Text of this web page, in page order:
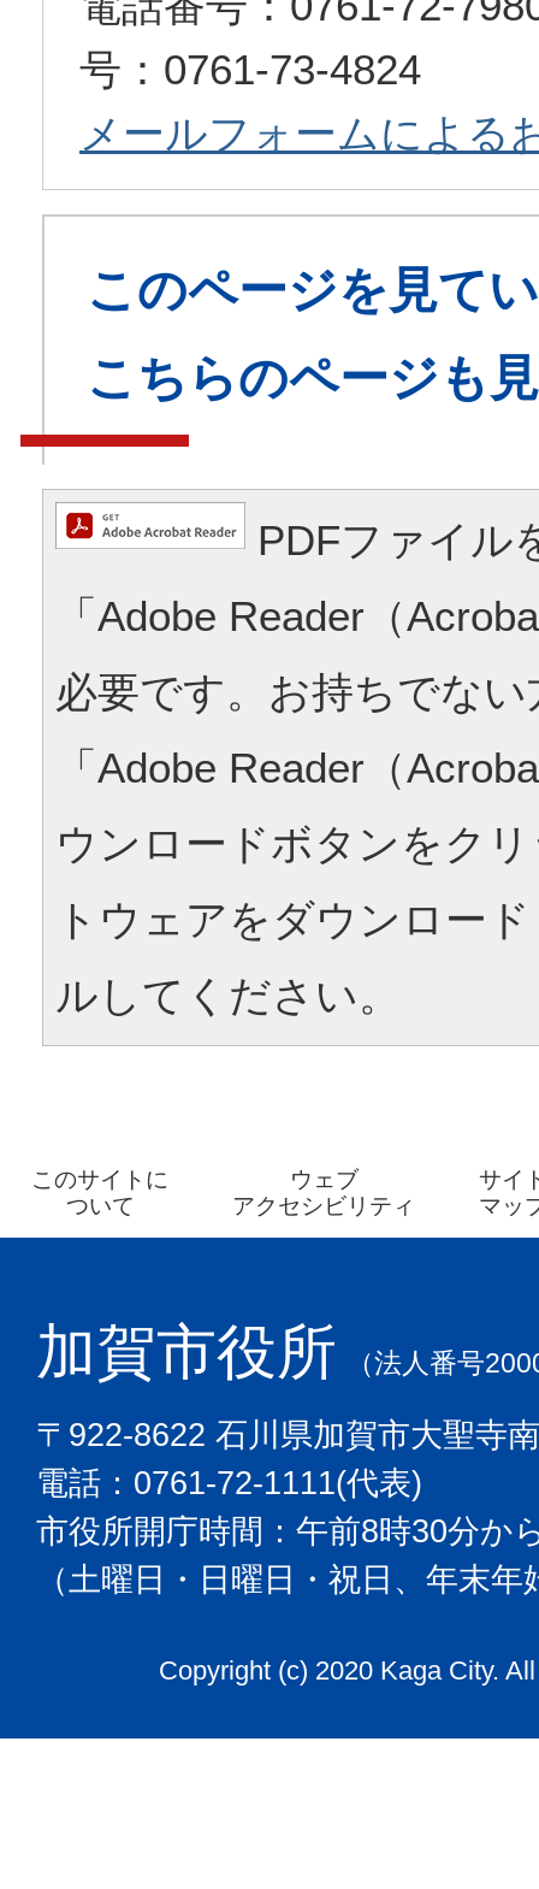
号：0761-73-4824
メールフォームによる
このページを見て
こちらのページも
PDFファイル
「Adobe Reader（
必要です。お持ちでな
「Adobe Reader（
ウンロードボタンをク
トウェアをダウンロー
ルしてください。
このサイトに
ついて
ウェブ
アクセシビリティ
サイ
マッ
加賀市役所 （法人番号
〒922-8622 石川県加賀市大聖寺
電話：0761-72-1111(代表)
市役所開庁時間：午前8時30分か
（土曜日・日曜日・祝日、年末
Copyright (c) 2020 Kaga City.